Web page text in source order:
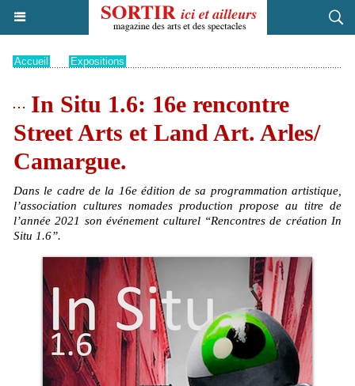
Accueil Expositions
In Situ 1.6: 16e rencontre
Street Arts et Land Art. Arles/
Camargue.
Dans le cadre de la 16e édition de sa programmation artistique,
l’association cultures nomades production propose au titre de
l’année 2021 son événement culturel “Rencontres de création In
Situ 1.6”.